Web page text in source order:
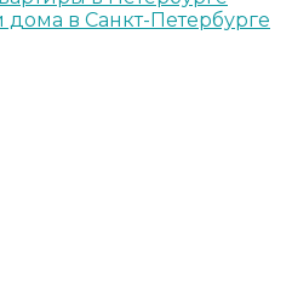
в Санкт-Петербурге